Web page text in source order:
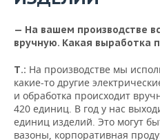
— На вашем производстве
вручную. Какая выработка
Т.: На производстве мы
какие-то другие
и обработка происходит
420 единиц. В год у нас
единиц изделий. Это могут
вазоны, корпоративная